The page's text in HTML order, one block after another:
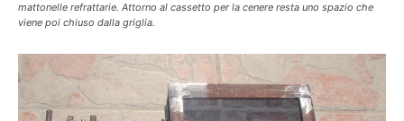
mattonelle refrattarie. Attorno al cassetto per la cenere resta uno spazio che
viene poi chiuso dalla griglia.